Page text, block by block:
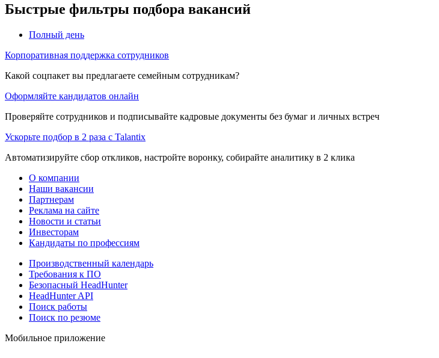
Быстрые фильтры подбора вакансий
Полный день
Корпоративная поддержка сотрудников
Какой соцпакет вы предлагаете семейным сотрудникам?
Оформляйте кандидатов онлайн
Проверяйте сотрудников и подписывайте кадровые документы без бумаг и личных встреч
Ускорьте подбор в 2 раза с Talantix
Автоматизируйте сбор откликов, настройте воронку, собирайте аналитику в 2 клика
О компании
Наши вакансии
Партнерам
Реклама на сайте
Новости и статьи
Инвесторам
Кандидаты по профессиям
Производственный календарь
Требования к ПО
Безопасный HeadHunter
HeadHunter API
Поиск работы
Поиск по резюме
Мобильное приложение